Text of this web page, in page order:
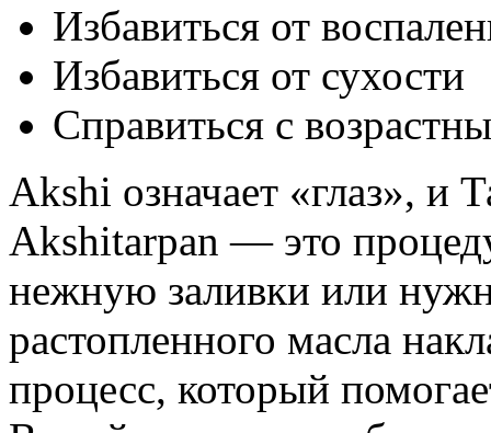
Избавиться от
Избавиться от сухости
Справиться с
Akshi означает «глаз», и
Akshitarpan — это
нежную заливки или
растопленного масла
процесс, который